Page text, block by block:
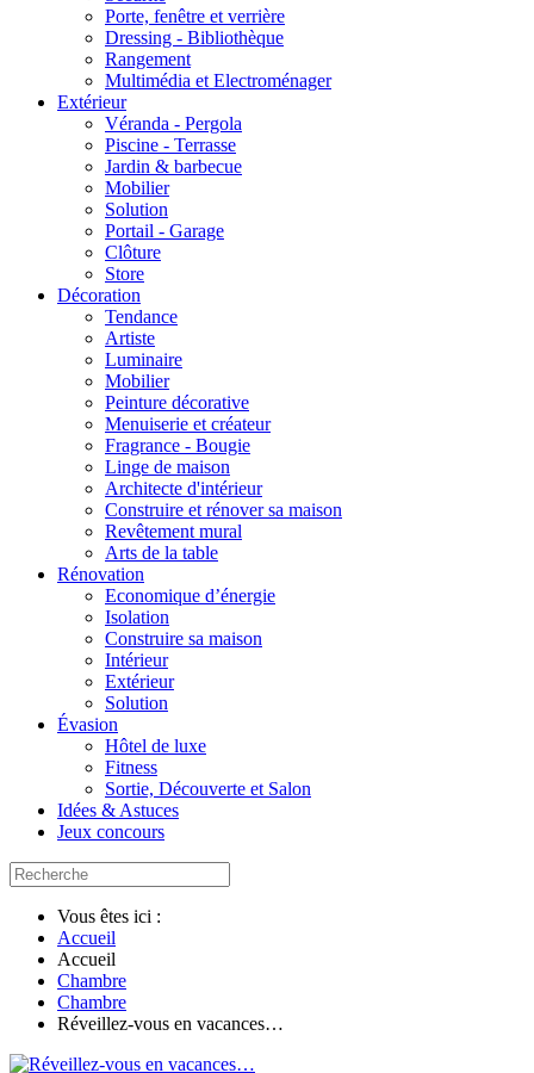
Porte, fenêtre et verrière
Dressing - Bibliothèque
Rangement
Multimédia et Electroménager
Extérieur
Véranda - Pergola
Piscine - Terrasse
Jardin & barbecue
Mobilier
Solution
Portail - Garage
Clôture
Store
Décoration
Tendance
Artiste
Luminaire
Mobilier
Peinture décorative
Menuiserie et créateur
Fragrance - Bougie
Linge de maison
Architecte d'intérieur
Construire et rénover sa maison
Revêtement mural
Arts de la table
Rénovation
Economique d’énergie
Isolation
Construire sa maison
Intérieur
Extérieur
Solution
Évasion
Hôtel de luxe
Fitness
Sortie, Découverte et Salon
Idées & Astuces
Jeux concours
Vous êtes ici :
Accueil
Accueil
Chambre
Chambre
Réveillez-vous en vacances…